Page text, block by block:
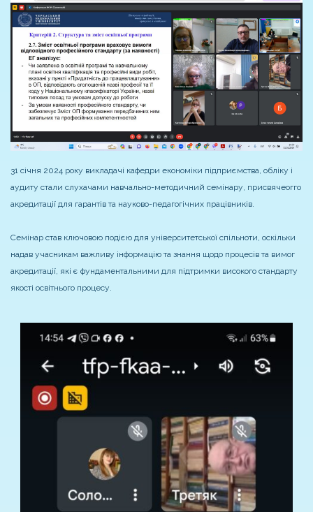
31 січня 2024 року викладачі кафедри економіки підприємства, обліку і
аудиту стали слухачами навчально-методичний семінару, присвячеогго
акредитації для гарантів та науково-педагогічних працівників.
Семінар став ключовою подією для університетської спільноти, оскільки
надав учасникам важливу інформацію та знання щодо процесів та вимог
акредитації, які є фундаментальними для підтримки високого стандарту
якості освітнього процесу.